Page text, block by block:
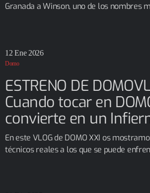
Granada a Winson, uno de los nombres
12 Ene 2026
Domo
ESTRENO DE
Cuando tocar en
convierte en un
En este VLOG de DOMO XXI os
técnicos reales a los que se puede